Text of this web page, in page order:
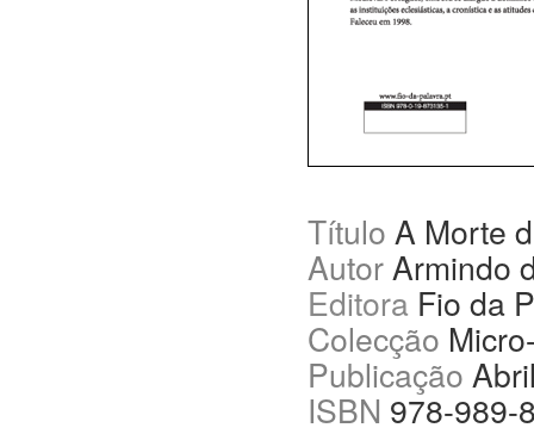
Título A Morte
AutorArmindo
Editora Fio da
Colecção
Publicação
ISBN 978-989-